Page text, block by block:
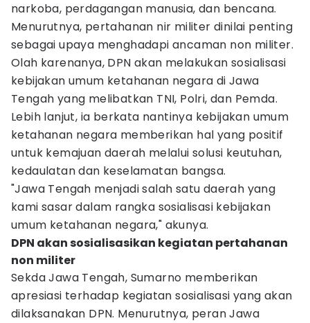
narkoba, perdagangan manusia, dan bencana.
Menurutnya, pertahanan nir militer dinilai penting
sebagai upaya menghadapi ancaman non militer.
Olah karenanya, DPN akan melakukan sosialisasi
kebijakan umum ketahanan negara di Jawa
Tengah yang melibatkan TNI, Polri, dan Pemda.
Lebih lanjut, ia berkata nantinya kebijakan umum
ketahanan negara memberikan hal yang positif
untuk kemajuan daerah melalui solusi keutuhan,
kedaulatan dan keselamatan bangsa.
"Jawa Tengah menjadi salah satu daerah yang
kami sasar dalam rangka sosialisasi kebijakan
umum ketahanan negara," akunya.
DPN akan sosialisasikan kegiatan pertahanan
non militer
Sekda Jawa Tengah, Sumarno memberikan
apresiasi terhadap kegiatan sosialisasi yang akan
dilaksanakan DPN. Menurutnya, peran Jawa